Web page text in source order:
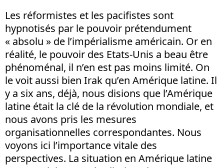
Les réformistes et les pacifistes sont
hypnotisés par le pouvoir prétendument
« absolu » de l’impérialisme américain. Or en
réalité, le pouvoir des Etats-Unis a beau être
phénoménal, il n’en est pas moins limité. On
le voit aussi bien Irak qu’en Amérique latine. Il
y a six ans, déjà, nous disions que l’Amérique
latine était la clé de la révolution mondiale, et
nous avons pris les mesures
organisationnelles correspondantes. Nous
voyons ici l’importance vitale des
perspectives. La situation en Amérique latine